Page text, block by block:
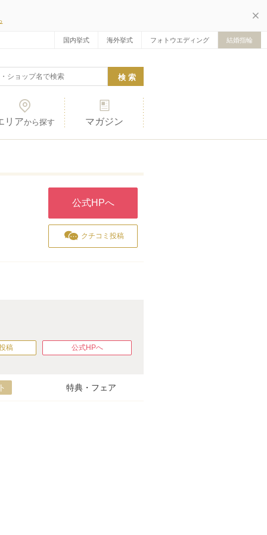
国内挙式 海外挙式 フォトウエディング 結婚指輪
リアから探す マガジン
公式HPへ
クチコミ投稿
稿 公式HPへ
特典・フェア